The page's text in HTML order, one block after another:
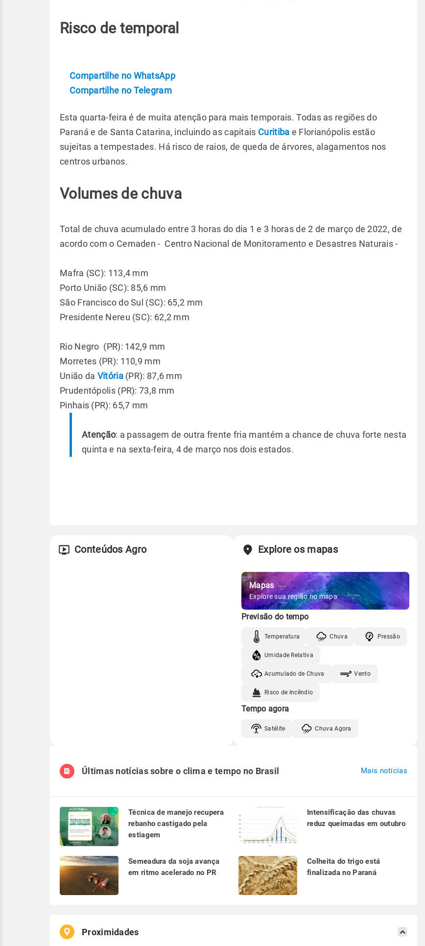
Risco de temporal
Compartilhe no WhatsApp
Compartilhe no Telegram
Esta quarta-feira é de muita atenção para mais temporais. Todas as regiões do
Paraná e de Santa Catarina, incluindo as capitais Curitiba e Florianópolis estão
sujeitas a tempestades. Há risco de raios, de queda de árvores, alagamentos nos
centros urbanos.
Volumes de chuva
Total de chuva acumulado entre 3 horas do dia 1 e 3 horas de 2 de março de 2022, de
acordo com o Cemaden - Centro Nacional de Monitoramento e Desastres Naturais -
Mafra (SC): 113,4 mm
Porto União (SC): 85,6 mm
São Francisco do Sul (SC): 65,2 mm
Presidente Nereu (SC): 62,2 mm
Rio Negro (PR): 142,9 mm
Morretes (PR): 110,9 mm
União da Vitória(PR): 87,6 mm
Prudentópolis (PR): 73,8 mm
Pinhais (PR): 65,7 mm
Atenção: a passagem de outra frente fria mantém a chance de chuva forte nesta
quinta e na sexta-feira, 4 de março nos dois estados.
Conteúdos Agro Explore os mapas
Mapas
Explore sua região no mapa
Previsão do tempo
Temperatura Chuva Pressão
Umidade Relativa
Acumulado de Chuva Vento
Risco de Incêndio
Tempo agora
Satélite Chuva Agora
Últimas notícias sobre o clima e tempo no Brasil Mais notícias
Técnica de manejo recupera
rebanho castigado pela
estiagem
Intensificação das chuvas
reduz queimadas em outubro
Semeadura da soja avança
em ritmo acelerado no PR
Colheita do trigo está
finalizada no Paraná
Proximidades